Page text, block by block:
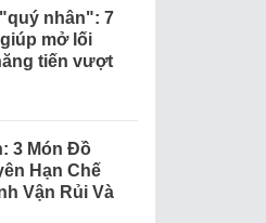
nhân": 7
mở lối
tiến vượt
3 Món Đồ
Hạn Chế
Vận Rủi Và